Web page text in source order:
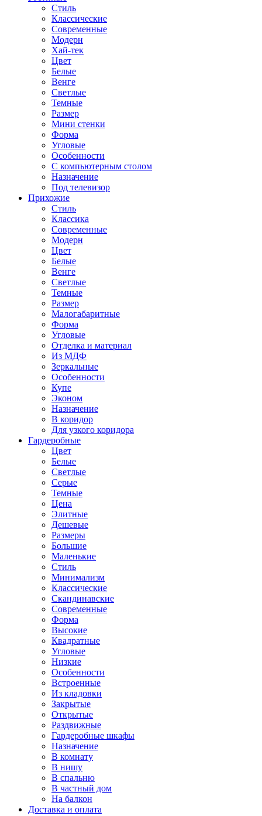
Стиль
Классические
Современные
Модерн
Хай-тек
Цвет
Белые
Венге
Светлые
Темные
Размер
Мини стенки
Форма
Угловые
Особенности
С компьютерным столом
Назначение
Под телевизор
Прихожие
Стиль
Классика
Современные
Модерн
Цвет
Белые
Венге
Светлые
Темные
Размер
Малогабаритные
Форма
Угловые
Отделка и материал
Из МДФ
Зеркальные
Особенности
Купе
Эконом
Назначение
В коридор
Для узкого коридора
Гардеробные
Цвет
Белые
Светлые
Серые
Темные
Цена
Элитные
Дешевые
Размеры
Большие
Маленькие
Стиль
Минимализм
Классические
Скандинавские
Современные
Форма
Высокие
Квадратные
Угловые
Низкие
Особенности
Встроенные
Из кладовки
Закрытые
Открытые
Раздвижные
Гардеробные шкафы
Назначение
В комнату
В нишу
В спальню
В частный дом
На балкон
Доставка и оплата